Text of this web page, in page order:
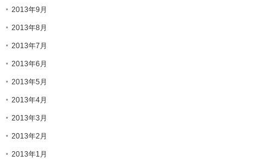
2013年9月
2013年8月
2013年7月
2013年6月
2013年5月
2013年4月
2013年3月
2013年2月
2013年1月